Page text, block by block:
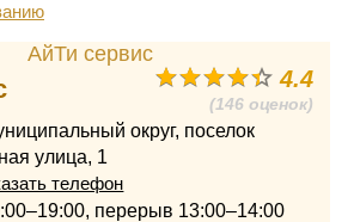
4.4
(146 оценок)
округ, поселок
улица, 1
телефон
перерыв 13:00–14:00